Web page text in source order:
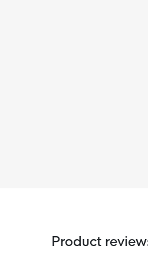
Product